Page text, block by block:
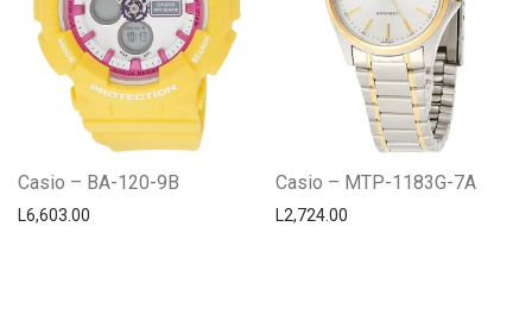
Casio – BA-120-9B
L6,603.00
Casio – MTP-1183G-7A
L2,724.00